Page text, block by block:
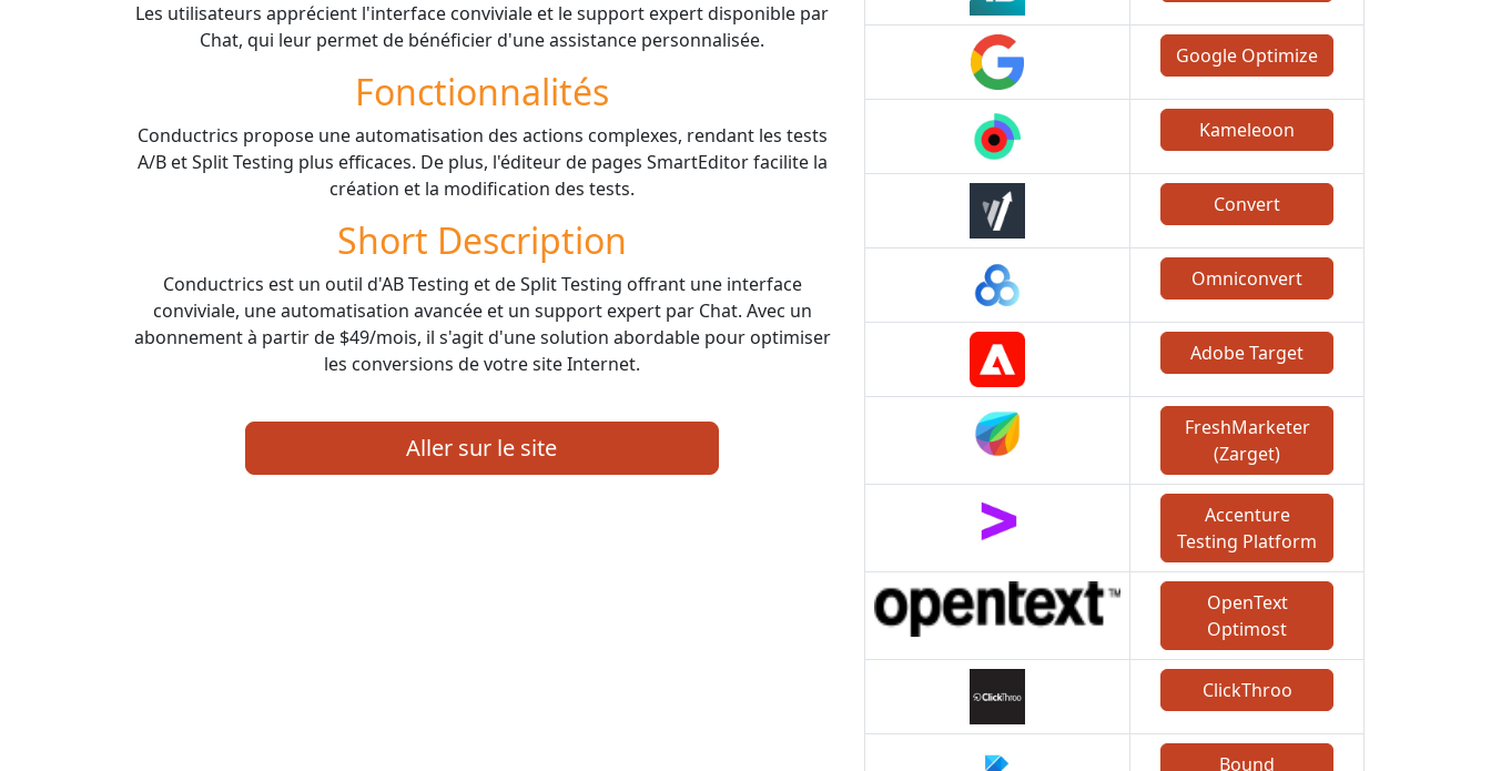
Les utilisateurs apprécient l'interface conviviale et le support expert disponible par
Chat, qui leur permet de bénéficier d'une assistance personnalisée.
Fonctionnalités
Conductrics propose une automatisation des actions complexes, rendant les tests
A/B et Split Testing plus efficaces. De plus, l'éditeur de pages SmartEditor facilite la
création et la modification des tests.
Short Description
Conductrics est un outil d'AB Testing et de Split Testing offrant une interface
conviviale, une automatisation avancée et un support expert par Chat. Avec un
abonnement à partir de $49/mois, il s'agit d'une solution abordable pour optimiser
les conversions de votre site Internet.
Aller sur le site
Google Optimize
Kameleoon
Convert
Omniconvert
Adobe Target
FreshMarketer
(Zarget)
Accenture
Testing Platform
OpenText
Optimost
ClickThroo
Bound